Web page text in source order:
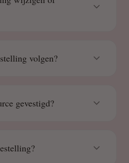
volgen?
gevestigd?